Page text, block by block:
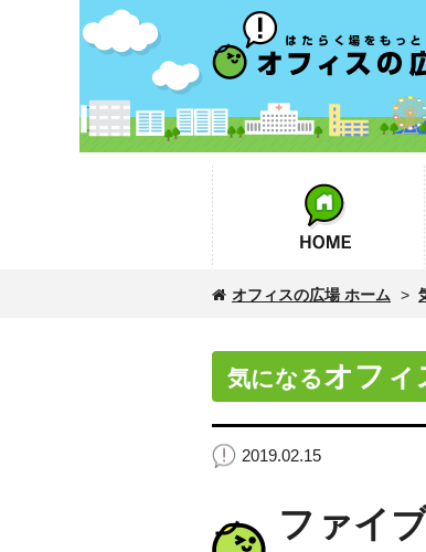
オフィスの広場 ホーム >
気になるオフィ
2019.02.15
ファイ